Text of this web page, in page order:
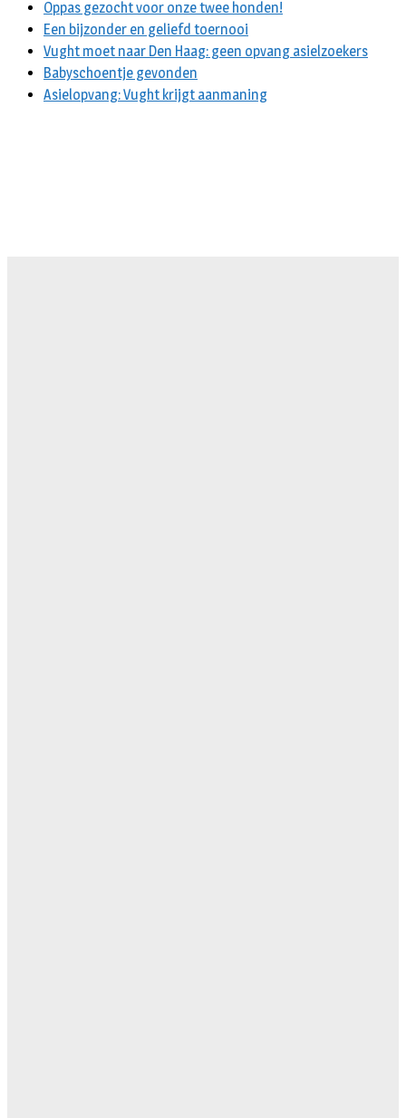
Oppas gezocht voor onze twee honden!
Een bijzonder en geliefd toernooi
Vught moet naar Den Haag: geen opvang asielzoekers
Babyschoentje gevonden
Asielopvang: Vught krijgt aanmaning